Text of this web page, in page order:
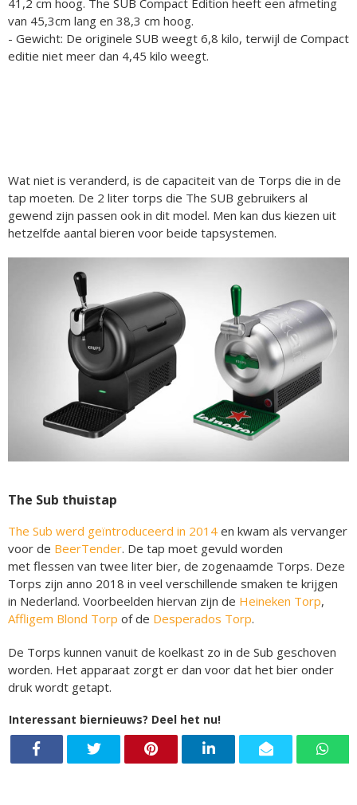
van 45,3cm lang en 38,3 cm hoog.
- Gewicht: De originele SUB weegt 6,8 kilo, terwijl de Compact
editie niet meer dan 4,45 kilo weegt.
Wat niet is veranderd, is de capaciteit van de Torps die in de
tap moeten. De 2 liter torps die The SUB gebruikers al
gewend zijn passen ook in dit model. Men kan dus kiezen uit
hetzelfde aantal bieren voor beide tapsystemen.
The Sub thuistap
The Sub werd geïntroduceerd in 2014 en kwam als vervanger
voor de BeerTender. De tap moet gevuld worden
met flessen van twee liter bier, de zogenaamde Torps. Deze
Torps zijn anno 2018 in veel verschillende smaken te krijgen
in Nederland. Voorbeelden hiervan zijn de Heineken Torp,
Affligem Blond Torp of de Desperados Torp.
De Torps kunnen vanuit de koelkast zo in de Sub geschoven
worden. Het apparaat zorgt er dan voor dat het bier onder
druk wordt getapt.
Interessant biernieuws? Deel het nu!